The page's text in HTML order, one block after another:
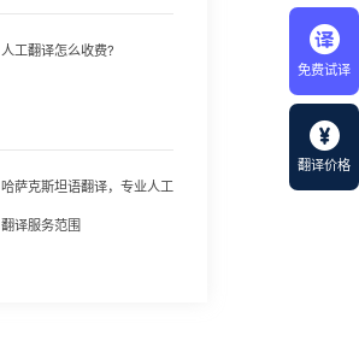
免费试译
翻译价格
人工翻译怎么收费?
哈萨克斯坦语翻译，专业人工
翻译服务范围